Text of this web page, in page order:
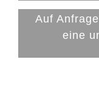
Auf
eine